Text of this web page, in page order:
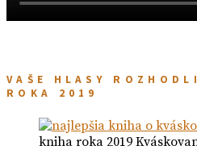
VAŠE HLASY
ROKA 2019
kniha roka 2019